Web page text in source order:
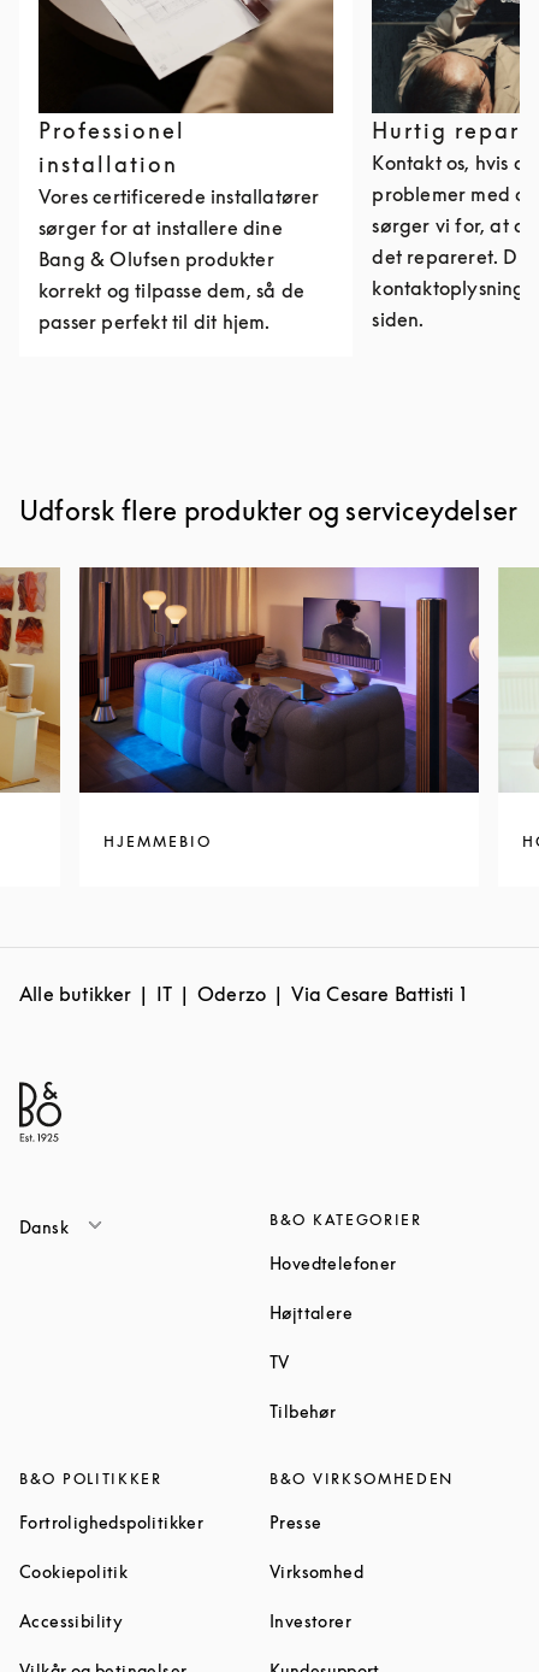
Professionel
installation
Vores certificerede installatører
sørger for at installere dine
Bang & Olufsen produkter
korrekt og tilpasse dem, så de
passer perfekt til dit hjem.
Hurtig
Kontakt os, hvis
problemer med
sørger vi for, at
det repareret. Du
siden.
Udforsk flere produkter og serviceydelser
HJEMMEBIO
Alle butikker IT Oderzo Via Cesare Battisti 1
Dansk B&O KATEGORIER
HovedtelefonerLink Opens in
Højttalere
TVLink Opens in New Tab
TilbehørLink Opens in New Tab
B&O POLITIKKER
FortrolighedspolitikkerLink Opens in New Tab
CookiepolitikLink Opens in New Tab
AccessibilityLink Opens in New Tab
B&O VIRKSOMHEDEN
Presse
VirksomhedLink Opens in New
InvestorerLink Opens in New Tab